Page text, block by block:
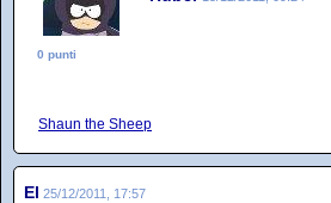
0 punti
Shaun the Sheep
El 25/12/2011, 17:57